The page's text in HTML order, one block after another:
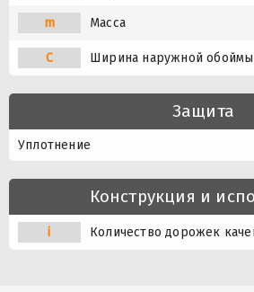
m Масса
C Ширина наружной обоймы
Защита
Уплотнение
Конструкция и
i Количество дорожек